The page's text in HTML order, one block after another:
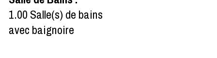
1.00 Salle(s) de bains
avec baignoire